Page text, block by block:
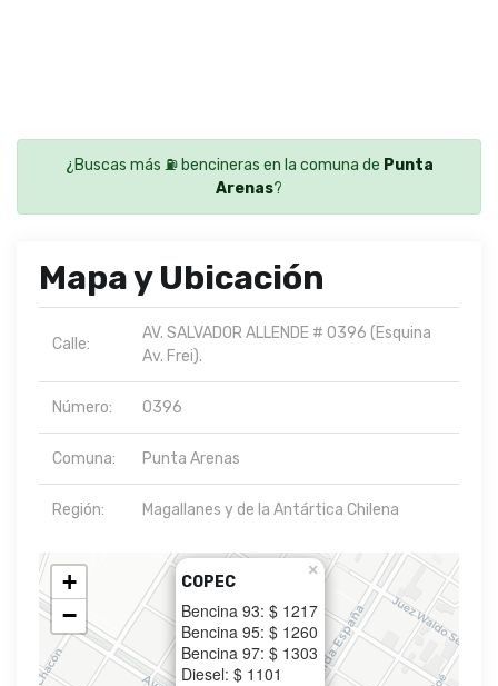
¿Buscas más ⛽ bencineras en la comuna de Punta
Arenas?
Mapa y Ubicación
Calle:
AV. SALVADOR ALLENDE # 0396 (Esquina
Av. Frei).
Número: 0396
Comuna: Punta Arenas
Región: Magallanes y de la Antártica Chilena
COPEC
Bencina 93: $ 1217
Bencina 95: $ 1260
Bencina 97: $ 1303
Diesel: $ 1101
×
+
−